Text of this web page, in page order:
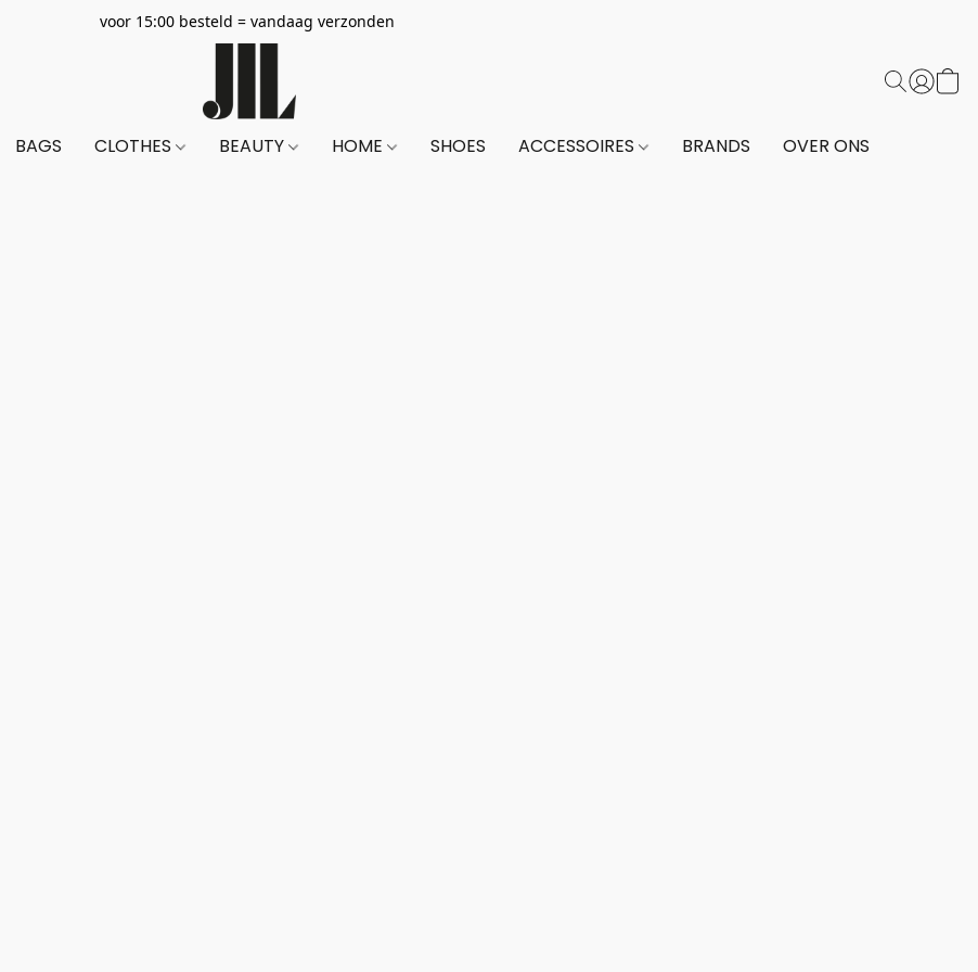
voor 15:00 besteld = vandaag verzonden
BAGS CLOTHES BEAUTY HOME SHOES ACCESSOIRES BRANDS OVER ONS